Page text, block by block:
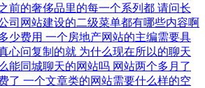
前的奢侈品里的每一个系列都 请问长
司网站建设的二级菜单都有哪些内容啊
少费用 一个房地产网站的主编需要具
心问复制的就 为什么现在所以的聊天
能同城聊天的网站吗 网站两个多月了
了 一个文章类的网站需要什么样的空